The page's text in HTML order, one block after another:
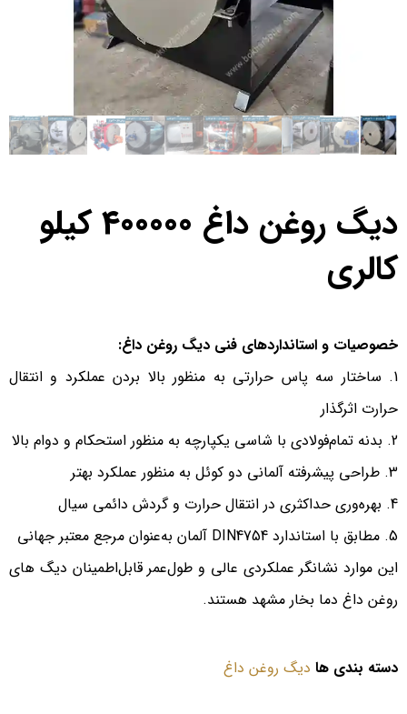
دیگ روغن داغ 400000 کیلو
کالری
خصوصیات و استانداردهای فنی دیگ روغن داغ:
ساختار سه پاس حرارتی به منظور بالا بردن عملکرد و انتقال
حرارت اثرگذار
بدنه تمام‌فولادی با شاسی یکپارچه به منظور استحکام و دوام بالا
طراحی پیشرفته آلمانی دو کوئل به منظور عملکرد بهتر
بهره‌وری حداکثری در انتقال حرارت و گردش دائمی سیال
مطابق با استاندارد DIN4754 آلمان به‌عنوان مرجع معتبر جهانی
این موارد نشانگر عملکردی عالی و طول‌عمر قابل‌اطمینان دیگ های
روغن داغ دما بخار مشهد هستند.
دسته بندی ها دیگ روغن داغ